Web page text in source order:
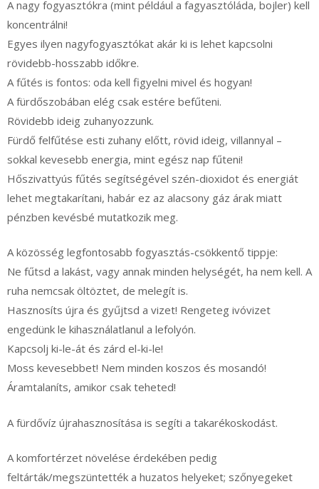
A nagy fogyasztókra (mint például a fagyasztóláda, bojler) kell
koncentrálni!
Egyes ilyen nagyfogyasztókat akár ki is lehet kapcsolni
rövidebb-hosszabb időkre.
A fűtés is fontos: oda kell figyelni mivel és hogyan!
A fürdőszobában elég csak estére befűteni.
Rövidebb ideig zuhanyozzunk.
Fürdő felfűtése esti zuhany előtt, rövid ideig, villannyal –
sokkal kevesebb energia, mint egész nap fűteni!
Hőszivattyús fűtés segítségével szén-dioxidot és energiát
lehet megtakarítani, habár ez az alacsony gáz árak miatt
pénzben kevésbé mutatkozik meg.
A közösség legfontosabb fogyasztás-csökkentő tippje:
Ne fűtsd a lakást, vagy annak minden helységét, ha nem kell. A
ruha nemcsak öltöztet, de melegít is.
Hasznosíts újra és gyűjtsd a vizet! Rengeteg ivóvizet
engedünk le kihasználatlanul a lefolyón.
Kapcsolj ki-le-át és zárd el-ki-le!
Moss kevesebbet! Nem minden koszos és mosandó!
Áramtalaníts, amikor csak teheted!
A fürdővíz újrahasznosítása is segíti a takarékoskodást.
A komfortérzet növelése érdekében pedig
feltárták/megszüntették a huzatos helyeket; szőnyegeket